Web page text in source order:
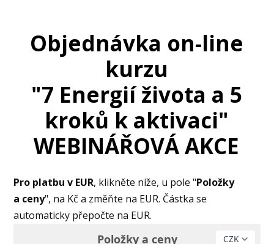
Objednávka on-line
kurzu
"7 Energií života a 5
kroků k aktivaci"
WEBINÁŘOVÁ AKCE
Pro platbu v EUR, klikněte níže, u pole "Položky
a ceny", na Kč a změňte na EUR. Částka se
automaticky přepočte na EUR.
Položky a ceny